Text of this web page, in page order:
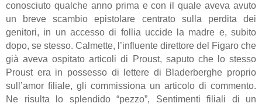
conosciuto qualche anno prima e con il quale aveva avuto
un breve scambio epistolare centrato sulla perdita dei
genitori, in un accesso di follia uccide la madre e, subito
dopo, se stesso. Calmette, l’influente direttore del Figaro che
già aveva ospitato articoli di Proust, saputo che lo stesso
Proust era in possesso di lettere di Bladerberghe proprio
sull’amor filiale, gli commissiona un articolo di commento.
Ne risulta lo splendido “pezzo”, Sentimenti filiali di un